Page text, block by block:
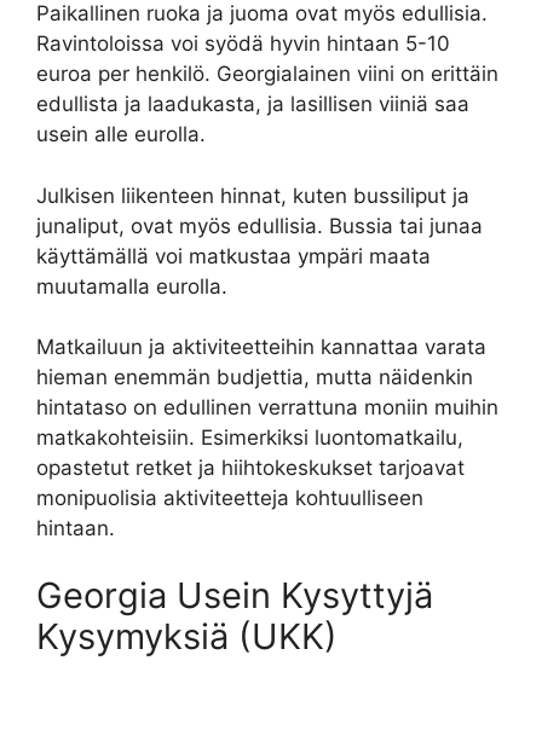
Paikallinen ruoka ja juoma ovat myös edullisia.
Ravintoloissa voi syödä hyvin hintaan 5-10
euroa per henkilö. Georgialainen viini on erittäin
edullista ja laadukasta, ja lasillisen viiniä saa
usein alle eurolla.
Julkisen liikenteen hinnat, kuten bussiliput ja
junaliput, ovat myös edullisia. Bussia tai junaa
käyttämällä voi matkustaa ympäri maata
muutamalla eurolla.
Matkailuun ja aktiviteetteihin kannattaa varata
hieman enemmän budjettia, mutta näidenkin
hintataso on edullinen verrattuna moniin muihin
matkakohteisiin. Esimerkiksi luontomatkailu,
opastetut retket ja hiihtokeskukset tarjoavat
monipuolisia aktiviteetteja kohtuulliseen
hintaan.
Georgia Usein Kysyttyjä
Kysymyksiä (UKK)